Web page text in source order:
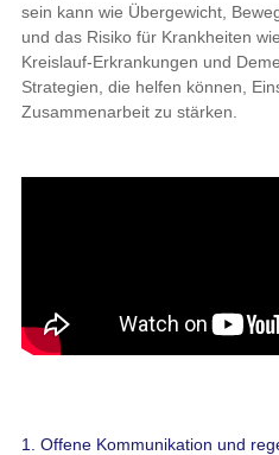
sein kann wie Übergewicht,
und das Risiko für Krankheiten
Kreislauf-Erkrankungen und
Strategien, die helfen können,
Zusammenarbeit zu stärken.
1. Offene Kommunikation und